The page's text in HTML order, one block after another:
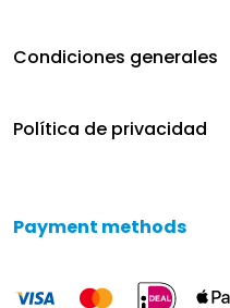
Condiciones generales
Política de privacidad
Payment methods